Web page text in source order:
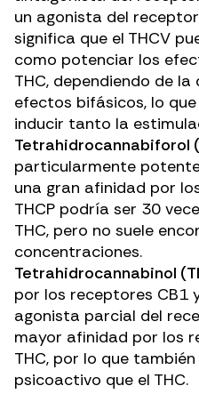
un agonista del
significa que el THCV
como potenciar los
THC, dependiendo de la
efectos bifásicos, lo
inducir tanto la
Tetrahidrocannabiforol
particularmente
una gran afinidad por
THCP podría ser 30
THC, pero no suele
concentraciones.
Tetrahidrocannabinol
por los receptores CB1
agonista parcial del
mayor afinidad por los
THC, por lo que
psicoactivo que el THC.